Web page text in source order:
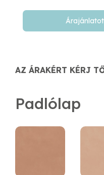
AZ ÁRAKÉRT KÉRJ
Padlólap